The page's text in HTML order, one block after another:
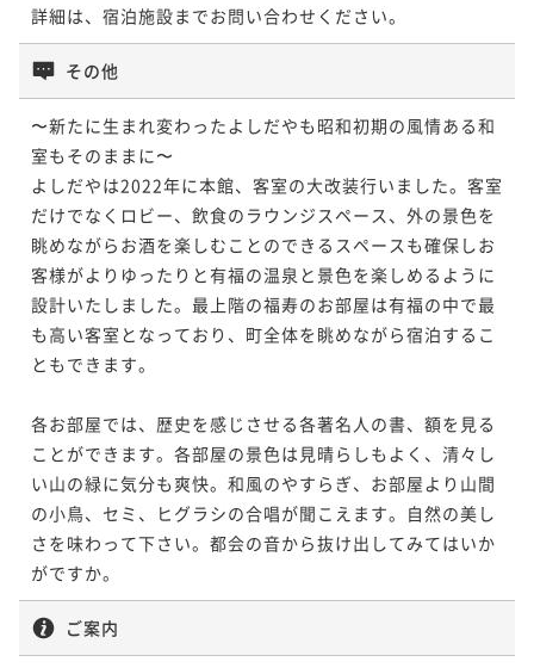
詳細は、宿泊施設までお問い合わせください。
その他
〜新たに生まれ変わったよしだやも昭和初期の風情ある和
室もそのままに〜
よしだやは2022年に本館、客室の大改装行いました。客室
だけでなくロビー、飲食のラウンジスペース、外の景色を
眺めながらお酒を楽しむことのできるスペースも確保しお
客様がよりゆったりと有福の温泉と景色を楽しめるように
設計いたしました。最上階の福寿のお部屋は有福の中で最
も高い客室となっており、町全体を眺めながら宿泊するこ
ともできます。
各お部屋では、歴史を感じさせる各著名人の書、額を見る
ことができます。各部屋の景色は見晴らしもよく、清々し
い山の緑に気分も爽快。和風のやすらぎ、お部屋より山間
の小鳥、セミ、ヒグラシの合唱が聞こえます。自然の美し
さを味わって下さい。都会の音から抜け出してみてはいか
がですか。
ご案内